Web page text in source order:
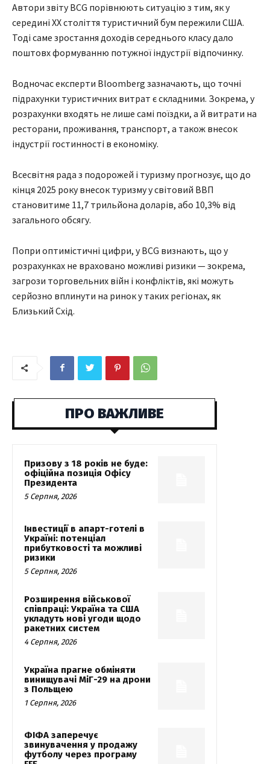
Автори звіту BCG порівнюють ситуацію з тим, як у
середині XX століття туристичний бум пережили США.
Тоді саме зростання доходів середнього класу дало
поштовх формуванню потужної індустрії відпочинку.
Водночас експерти Bloomberg зазначають, що точні
підрахунки туристичних витрат є складними. Зокрема, у
розрахунки входять не лише самі поїздки, а й витрати на
ресторани, проживання, транспорт, а також внесок
індустрії гостинності в економіку.
Всесвітня рада з подорожей і туризму прогнозує, що до
кінця 2025 року внесок туризму у світовий ВВП
становитиме 11,7 трильйона доларів, або 10,3% від
загального обсягу.
Попри оптимістичні цифри, у BCG визнають, що у
розрахунках не враховано можливі ризики — зокрема,
загрози торговельних війн і конфліктів, які можуть
серйозно вплинути на ринок у таких регіонах, як
Близький Схід.
ПРО ВАЖЛИВЕ
Призову з 18 років не буде:
офіційна позиція Офісу
Президента
5 Серпня, 2026
Інвестиції в апарт-готелі в
Україні: потенціал
прибутковості та можливі
ризики
5 Серпня, 2026
Розширення військової
співпраці: Україна та США
укладуть нові угоди щодо
ракетних систем
4 Серпня, 2026
Україна прагне обміняти
винищувачі МіГ-29 на дрони
з Польщею
1 Серпня, 2026
ФІФА заперечує
звинувачення у продажу
футболу через програму